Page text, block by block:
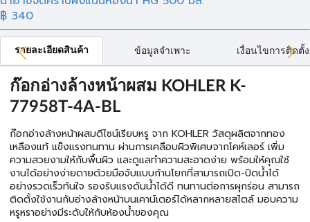
฿ 340
รายละเอียดสินค้า ข้อมูลจำเพาะ เงื่อนไขการติดตั้ง
ก๊อกอ่างล้างหน้าผสม KOHLER K-
77958T-4A-BL
ก๊อกอ่างล้างหน้าผสมดีไซน์เรียบหรู จาก KOHLER วัสดุผลิตจากทอง
เหลืองแท้ แข็งแรงทนทาน ผ่านการเคลือบผิวพิเศษจากโคห์เลอร์ เพิ่ม
ความสวยงามให้กับพื้นผิว และดูแลทำความสะอาดง่าย พร้อมให้คุณใช้
งานได้อย่างง่ายดายด้วยมือจับแบบก้านโยกที่สามารถเปิด-ปิดน้ำได้
อย่างรวดเร็วทันใจ รองรับแรงดันน้ำได้ดี ทนทานต่อการผุกร่อน สามารถ
ติดตั้งใช้งานกับอ่างล้างหน้าบนเคาน์เตอร์ได้หลากหลายสไตล์ มอบความ
หรูหราอย่างมีระดับให้กับห้องน้ำของคุณ